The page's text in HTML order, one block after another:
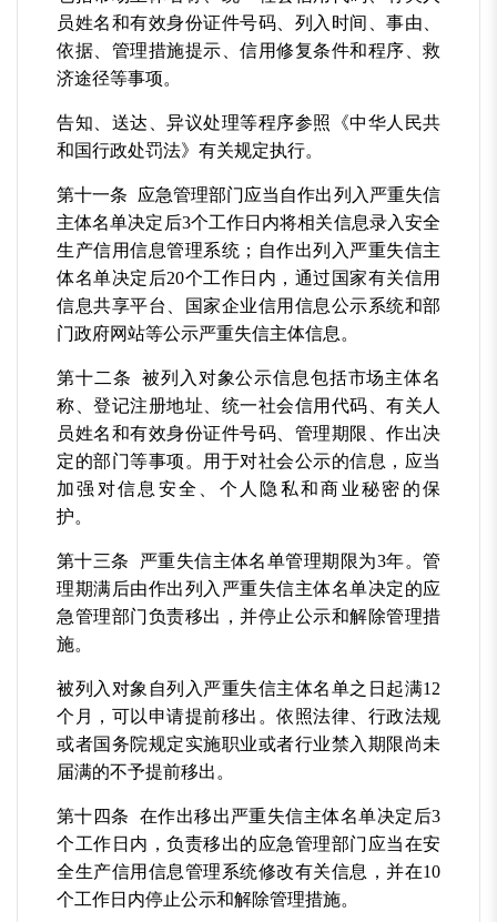
员姓名和有效身份证件号码、列入时间、事由、
依据、管理措施提示、信用修复条件和程序、救
济途径等事项。
告知、送达、异议处理等程序参照《中华人民共
和国行政处罚法》有关规定执行。
第十一条 应急管理部门应当自作出列入严重失信
主体名单决定后3个工作日内将相关信息录入安全
生产信用信息管理系统；自作出列入严重失信主
体名单决定后20个工作日内，通过国家有关信用
信息共享平台、国家企业信用信息公示系统和部
门政府网站等公示严重失信主体信息。
第十二条 被列入对象公示信息包括市场主体名
称、登记注册地址、统一社会信用代码、有关人
员姓名和有效身份证件号码、管理期限、作出决
定的部门等事项。用于对社会公示的信息，应当
加强对信息安全、个人隐私和商业秘密的保
护。
第十三条 严重失信主体名单管理期限为3年。管
理期满后由作出列入严重失信主体名单决定的应
急管理部门负责移出，并停止公示和解除管理措
施。
被列入对象自列入严重失信主体名单之日起满12
个月，可以申请提前移出。依照法律、行政法规
或者国务院规定实施职业或者行业禁入期限尚未
届满的不予提前移出。
第十四条 在作出移出严重失信主体名单决定后3
个工作日内，负责移出的应急管理部门应当在安
全生产信用信息管理系统修改有关信息，并在10
个工作日内停止公示和解除管理措施。